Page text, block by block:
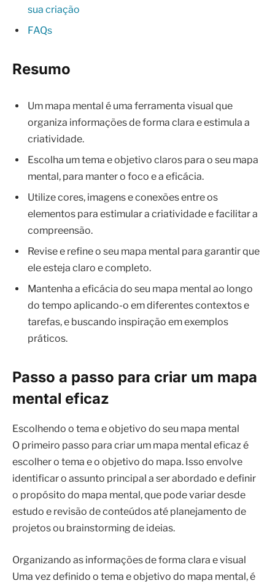
sua criação
FAQs
Resumo
Um mapa mental é uma ferramenta visual que
organiza informações de forma clara e estimula a
criatividade.
Escolha um tema e objetivo claros para o seu mapa
mental, para manter o foco e a eficácia.
Utilize cores, imagens e conexões entre os
elementos para estimular a criatividade e facilitar a
compreensão.
Revise e refine o seu mapa mental para garantir que
ele esteja claro e completo.
Mantenha a eficácia do seu mapa mental ao longo
do tempo aplicando-o em diferentes contextos e
tarefas, e buscando inspiração em exemplos
práticos.
Passo a passo para criar um mapa
mental eficaz
Escolhendo o tema e objetivo do seu mapa mental
O primeiro passo para criar um mapa mental eficaz é
escolher o tema e o objetivo do mapa. Isso envolve
identificar o assunto principal a ser abordado e definir
o propósito do mapa mental, que pode variar desde
estudo e revisão de conteúdos até planejamento de
projetos ou brainstorming de ideias.
Organizando as informações de forma clara e visual
Uma vez definido o tema e objetivo do mapa mental, é